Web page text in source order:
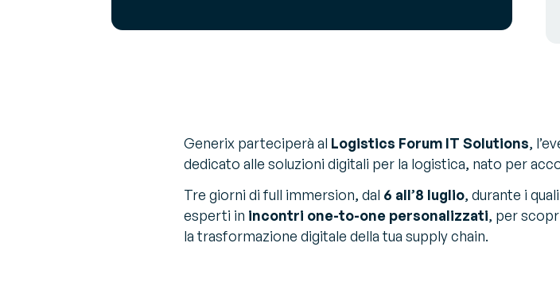
Generix parteciperà al Logistics Forum IT Solutions,
dedicato alle soluzioni digitali per la logistica, nato per
Tre giorni di full immersion, dal 6 all’8 luglio, durante i
esperti in incontri one-to-one personalizzati, per
la trasformazione digitale della tua supply chain.